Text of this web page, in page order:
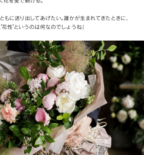
もに送り出してあげたい。誰かが生まれてきたときに、
性”というのは何なのでしょうね」